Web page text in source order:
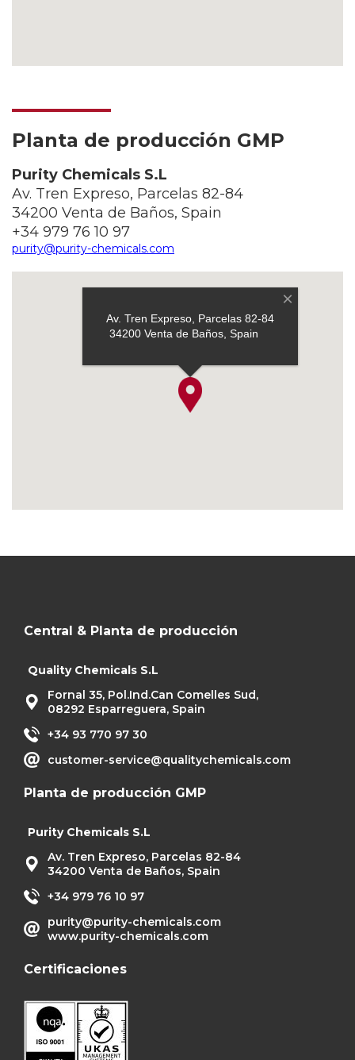
Planta de producción GMP
Purity Chemicals S.L
Av. Tren Expreso, Parcelas 82-84
34200 Venta de Baños, Spain
+34 979 76 10 97
purity@purity-chemicals.com
Central & Planta de producción
Quality Chemicals S.L
Fornal 35, Pol.Ind.Can Comelles Sud,
08292 Esparreguera, Spain
+34 93 770 97 30
customer-service@qualitychemicals.com
Planta de producción GMP
Purity Chemicals S.L
Av. Tren Expreso, Parcelas 82-84
34200 Venta de Baños, Spain
+34 979 76 10 97
purity@purity-chemicals.com
www.purity-chemicals.com
Certificaciones